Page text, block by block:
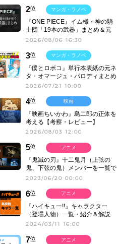
2位
『ONE PIECE』イム様・神の騎
士団「19本の武器」まとめ＆元
ネタ
2026/08/06 16:30
マンガ・ラノベ
3位
『僕とロボコ』単行本表紙の元ネ
タ・オマージュ・パロディまとめ
2026/07/21 10:00
マンガ・ラノベ
4位
『映画ちいかわ』島二郎の正体を
考える【考察・レビュー】
2026/08/03 12:00
映画
5位
『鬼滅の刃』十二鬼月（上弦の
鬼、下弦の鬼）メンバーを一覧で
紹介＆解説（登場鬼の情報まと
2023/06/20 00:00
アニメ
6位
『ハイキュー!!』キャラクター
（登場人物）一覧・紹介＆解説
2024/03/11 16:00
アニメ
7位
アニメ